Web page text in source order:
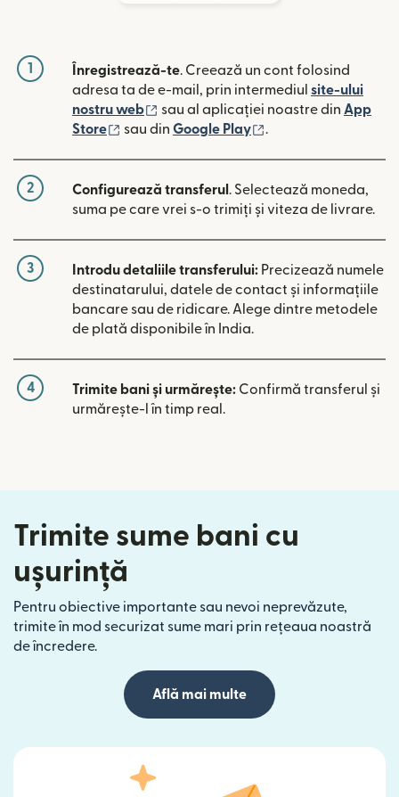
1 Înregistrează-te. Creează un cont folosind
adresa ta de e-mail, prin intermediul site-ului
nostru web
(se deschide într-o fereastră nouă)
sau al aplicației noastre din App
Store
(se deschide într-o fereastră nouă)
sau din Google Play (se deschide într-o
.
2 Configurează transferul . Selectează moneda,
suma pe care vrei s-o trimiți și viteza de livrare.
3 Introdu detaliile transferului: Precizează numele
destinatarului, datele de contact și informațiile
bancare sau de ridicare. Alege dintre metodele
de plată disponibile în India.
4 Trimite bani și urmărește: Confirmă transferul și
urmărește-l în timp real.
Trimite sume bani cu
ușurință
Pentru obiective importante sau nevoi neprevăzute,
trimite în mod securizat sume mari prin rețeaua noastră
de încredere.
Află mai multe